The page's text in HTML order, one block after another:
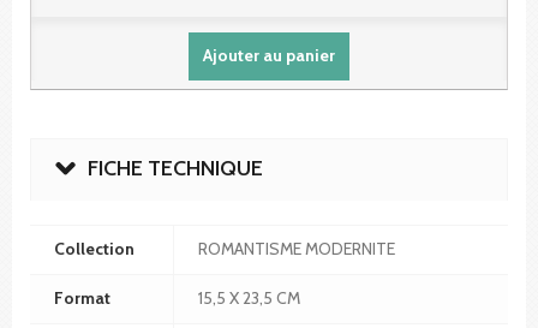
Ajouter au panier
FICHE TECHNIQUE
Collection ROMANTISME MODERNITE
Format 15,5 X 23,5 CM